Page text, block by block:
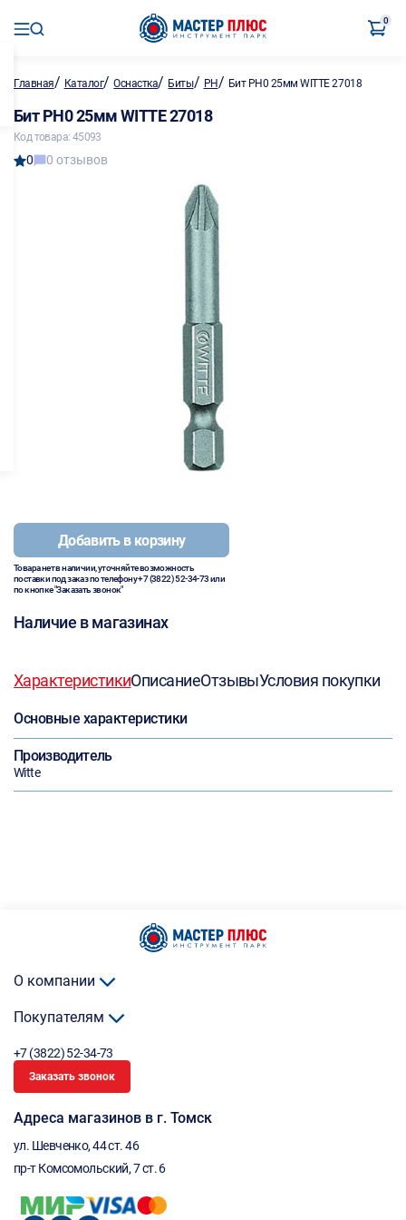
0
Главная/ Каталог/Оснастка/ Биты/ PH/ Бит PH0 25мм WITTE 27018
Бит PH0 25мм WITTE 27018
Код товара: 45093
0 0 отзывов
Добавить в корзину
Товара нет в наличии, уточняйте возможность
поставки под заказ по телефону+7 (3822) 52-34-73или
по кнопке "Заказать звонок"
Наличие в магазинах
ХарактеристикиОписаниеОтзывыУсловия покупки
Основные характеристики
Производитель
Witte
О компании
Покупателям
+7 (3822) 52-34-73
Заказать звонок
Адреса магазинов в г. Томск
ул. Шевченко, 44 ст. 46
пр-т Комсомольский, 7 ст. 6